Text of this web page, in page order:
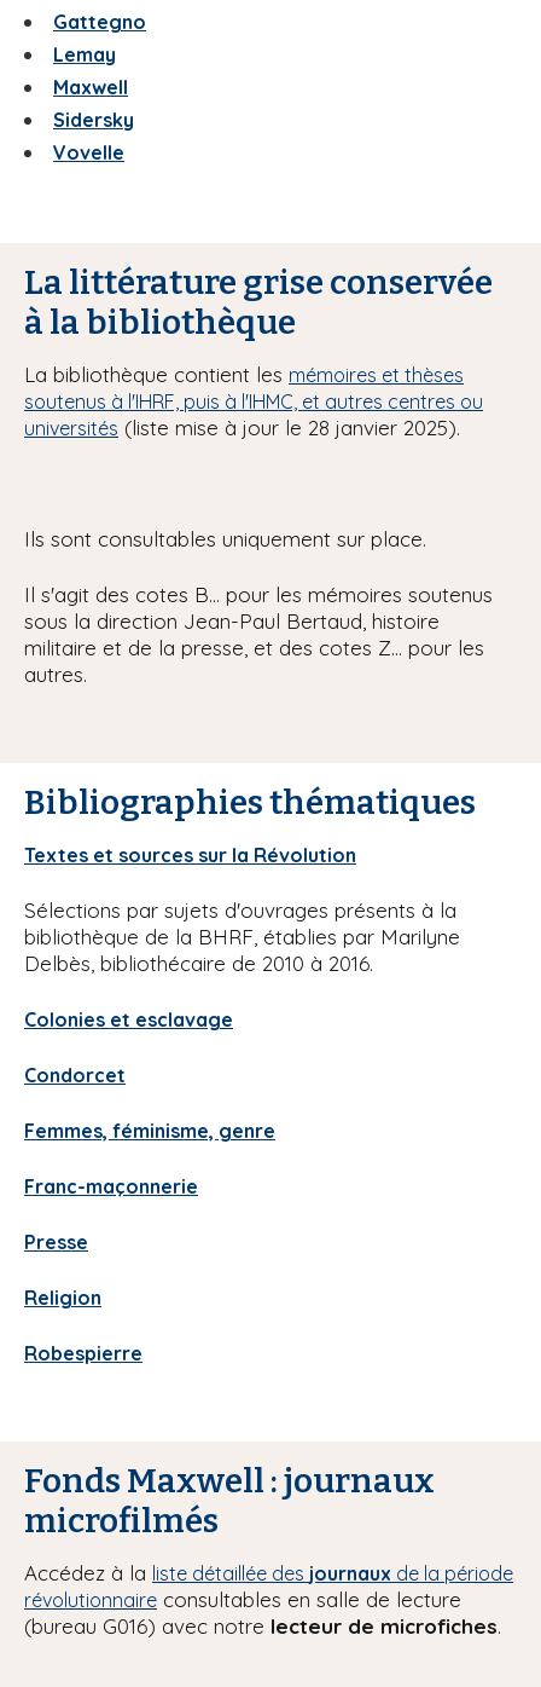
Gattegno
Lemay
Maxwell
Sidersky
Vovelle
La littérature grise conservée
à la bibliothèque
La bibliothèque contient les mémoires et thèses
soutenus à l'IHRF, puis à l'IHMC, et autres centres ou
universités (liste mise à jour le 28 janvier 2025).
Ils sont consultables uniquement sur place.
Il s'agit des cotes B... pour les mémoires soutenus
sous la direction Jean-Paul Bertaud, histoire
militaire et de la presse, et des cotes Z... pour les
autres.
Bibliographies thématiques
Textes et sources sur la Révolution
Sélections par sujets d'ouvrages présents à la
bibliothèque de la BHRF, établies par Marilyne
Delbès, bibliothécaire de 2010 à 2016.
Colonies et esclavage
Condorcet
Femmes, féminisme, genre
Franc-maçonnerie
Presse
Religion
Robespierre
Fonds Maxwell : journaux
microfilmés
Accédez à la liste détaillée des journaux de la période
révolutionnaire consultables en salle de lecture
(bureau G016) avec notre lecteur de microfiches.